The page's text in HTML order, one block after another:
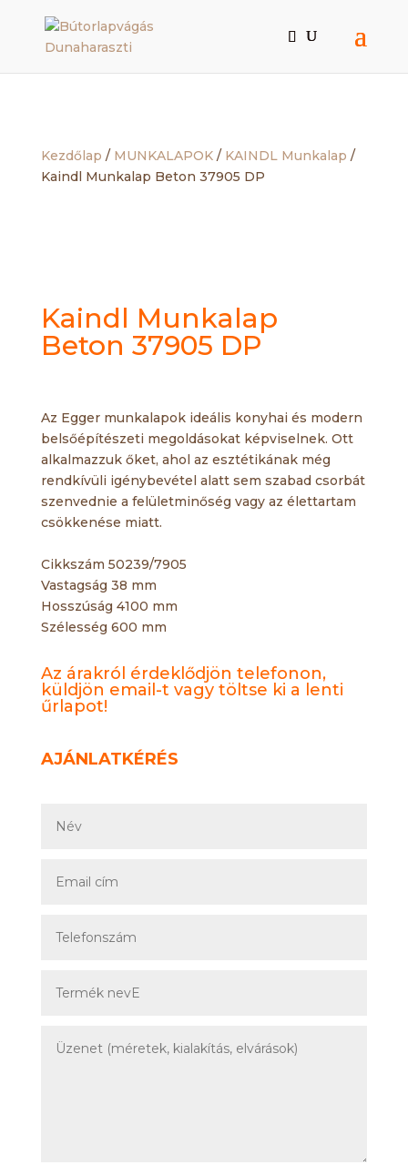
Kezdőlap / MUNKALAPOK/ KAINDL Munkalap /
Kaindl Munkalap Beton 37905 DP
Kaindl Munkalap
Beton 37905 DP
Az Egger munkalapok ideális konyhai és modern
belsőépítészeti megoldásokat képviselnek. Ott
alkalmazzuk őket, ahol az esztétikának még
rendkívüli igénybevétel alatt sem szabad csorbát
szenvednie a felületminőség vagy az élettartam
csökkenése miatt.
Cikkszám 50239/7905
Vastagság 38 mm
Hosszúság 4100 mm
Szélesség 600 mm
Az árakról érdeklődjön telefonon,
küldjön email-t vagy töltse ki a lenti
űrlapot!
AJÁNLATKÉRÉS